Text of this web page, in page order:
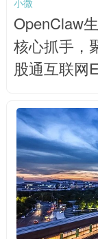
OpenClaw
核心抓手，
股通互联网